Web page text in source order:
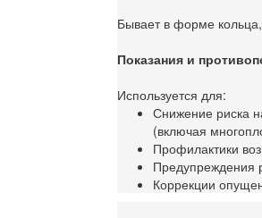
Бывает в форме
Показания и
Используется для:
Снижение риска
(включая
Профилактики
Предупреждения
Коррекции